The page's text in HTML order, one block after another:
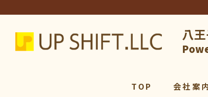
アッ
八
TOP 会社案内